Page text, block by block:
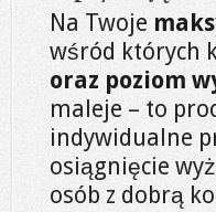
Na Twoje
wśród których
oraz poziom
maleje – to
indywidualne
osiągnięcie
osób z dobrą